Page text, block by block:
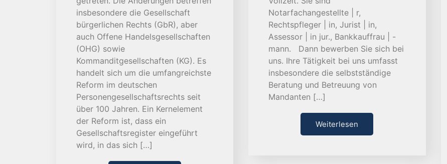
insbesondere die Gesellschaft
bürgerlichen Rechts (GbR), aber
auch Offene Handelsgesellschaften
(OHG) sowie
Kommanditgesellschaften (KG). Es
handelt sich um die umfangreichste
Reform im deutschen
Personengesellschaftsrechts seit
über 100 Jahren. Ein Kernelement
der Reform ist, dass ein
Gesellschaftsregister eingeführt
wird, in das sich […]
Notarfachangestellte | r,
Rechtspfleger | in, Jurist | in,
Assessor | in jur., Bankkauffrau | -
mann. Dann bewerben Sie sich bei
uns. Ihre Tätigkeit bei uns umfasst
insbesondere die selbstständige
Beratung und Betreuung von
Mandanten […]
Weiterlesen